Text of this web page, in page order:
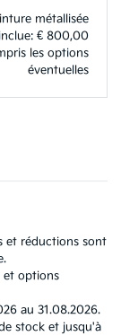
métallisée
inclue: € 800,00
les options
éventuelles
et réductions sont
et options
au 31.08.2026.
stock et jusqu'à